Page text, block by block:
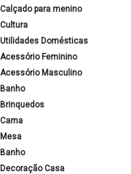
Calçado para menino
Cultura
Utilidades Domésticas
Acessório Feminino
Acessório Masculino
Banho
Brinquedos
Cama
Mesa
Banho
Decoração Casa